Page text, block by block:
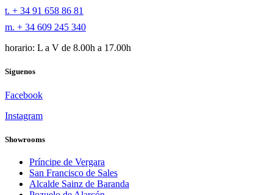
t. + 34 91 658 86 81
m. + 34 609 245 340
horario: L a V de 8.00h a 17.00h
Siguenos
Facebook
Instagram
Showrooms
Príncipe de Vergara
San Francisco de Sales
Alcalde Sainz de Baranda